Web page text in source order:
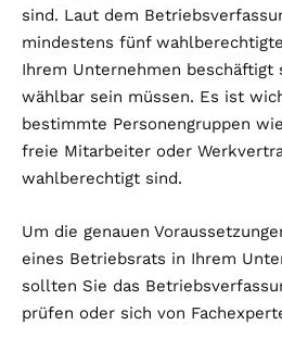
sind. Laut dem
mindestens fünf
Ihrem Unternehmen beschäftigt
wählbar sein müssen. Es ist
bestimmte Personengruppen
freie Mitarbeiter oder
wahlberechtigt sind.
Um die genauen
eines Betriebsrats in Ihrem
sollten Sie das
prüfen oder sich von